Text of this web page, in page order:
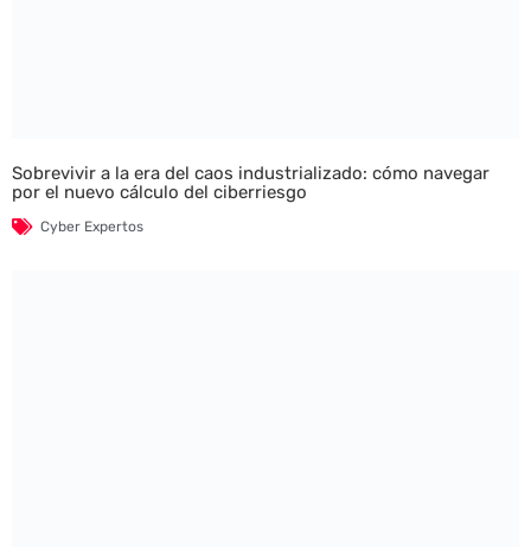
Sobrevivir a la era del caos industrializado: cómo navegar
por el nuevo cálculo del ciberriesgo
Cyber Expertos